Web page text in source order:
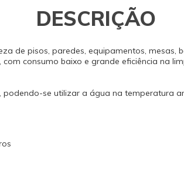
DESCRIÇÃO
de pisos, paredes, equipamentos, mesas,
consumo baixo e grande eficiência na
se utilizar a água na temperatura